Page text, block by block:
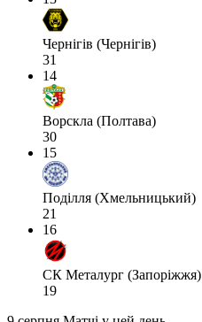
Чернігів (Чернігів)
31
14
Ворскла (Полтава)
30
15
Поділля (Хмельницький)
21
16
СК Металург (Запоріжжя)
19